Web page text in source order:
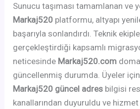
Sunucu taşıması tamamlanan ve
Markaj520 platformu, altyapı
başarıyla sonlandırdı. Teknik
gerçekleştirdiği kapsamlı
neticesinde Markaj520.com
güncellenmiş durumda. Üyeler için
Markaj520 güncel adres bilgisi
kanallarından duyuruldu ve